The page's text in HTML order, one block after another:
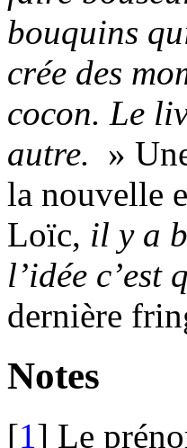
bouquins
crée des
cocon. Le
autre. »
la nouvelle
Loïc, il y a
l’idée c’est
dernière
Notes
[1] Le